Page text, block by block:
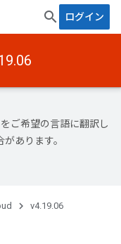
ログイン
ご希望の言語に翻訳し
あります。
v4.19.06